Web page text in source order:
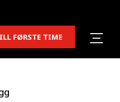
FØRSTE TIME